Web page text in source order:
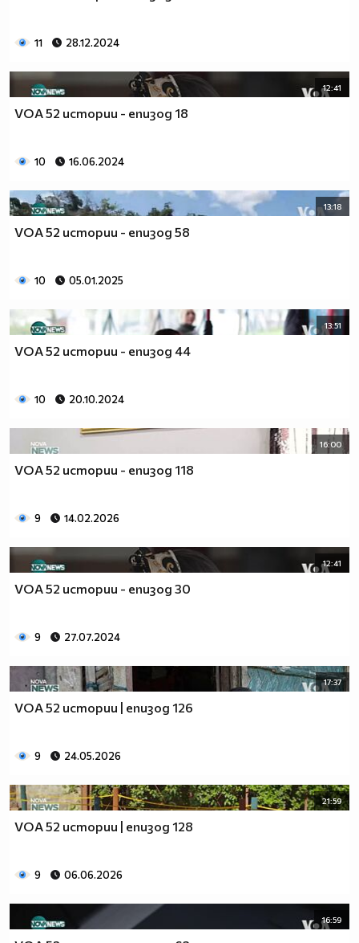
11 28.12.2024
12:41
VOA 52 истории - епизод 18
10 16.06.2024
13:18
VOA 52 истории - епизод 58
10 05.01.2025
13:51
VOA 52 истории - епизод 44
10 20.10.2024
16:00
VOA 52 истории - епизод 118
9 14.02.2026
12:41
VOA 52 истории - епизод 30
9 27.07.2024
17:37
VOA 52 истории | епизод 126
9 24.05.2026
21:59
VOA 52 истории | епизод 128
9 06.06.2026
16:59